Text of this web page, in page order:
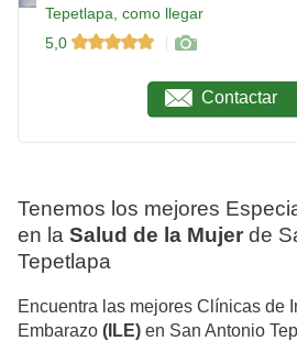
Tepetlapa, como llegar
5,0
Contactar
Tenemos los mejores
en la Salud de la Mujer de
Tepetlapa
Encuentra las mejores Clínicas de
Embarazo (ILE) en San Antonio